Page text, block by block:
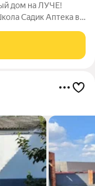
дом на ЛУЧЕ!
Садик Аптека в
санузлами